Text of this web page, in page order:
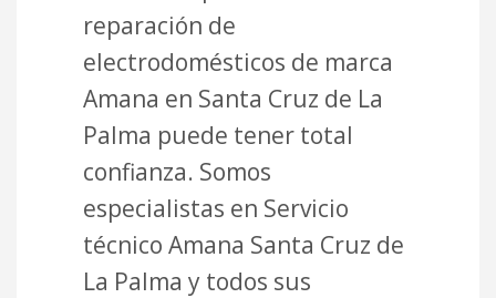
reparación de
electrodomésticos de marca
Amana en Santa Cruz de La
Palma puede tener total
confianza. Somos
especialistas en Servicio
técnico Amana Santa Cruz de
La Palma y todos sus